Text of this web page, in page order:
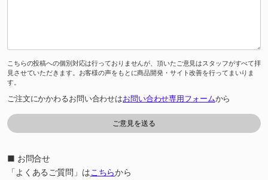
こちらの投稿への個別対応は行っておりませんが、頂いたご意見はスタッフがすべて拝
見させていただきます。お客様の声をもとに商品開発・サイト改善を行ってまいりま
す。
ご注文にかかわるお問い合わせはお問い合わせ専用フォームから
■ お問合せ
「よくあるご質問」はこちらから